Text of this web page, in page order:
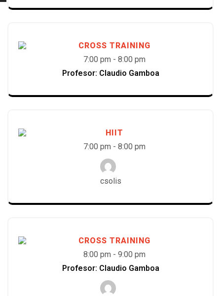
CROSS TRAINING
7:00 pm - 8:00 pm
Profesor: Claudio Gamboa
HIIT
7:00 pm - 8:00 pm
csolis
CROSS TRAINING
8:00 pm - 9:00 pm
Profesor: Claudio Gamboa